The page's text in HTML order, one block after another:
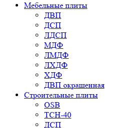
Мебельные плиты
ДВП
ДСП
ЛДСП
МДФ
ЛМДФ
ЛХДФ
ХДФ
ДВП окрашенная
Строительные плиты
OSB
ТСН-40
ДСП